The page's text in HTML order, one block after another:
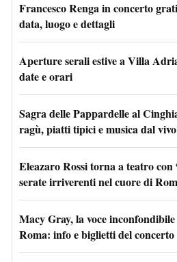
Francesco Renga in concerto
data, luogo e dettagli
Aperture serali estive a Villa
date e orari
Sagra delle Pappardelle al
ragù, piatti tipici e musica dal vivo
Eleazaro Rossi torna a teatro
serate irriverenti nel cuore di
Macy Gray, la voce
Roma: info e biglietti del concerto